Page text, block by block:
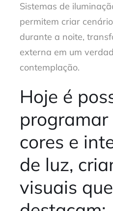
Sistemas de
permitem criar
durante a noite,
externa em um
contemplação.
Hoje é
cores e
de luz,
visuais que